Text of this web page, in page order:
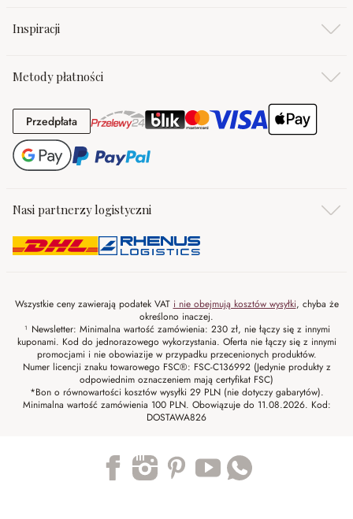
Inspiracji
Metody płatności
PrzedpłataPrzedpłata
Nasi partnerzy logistyczni
Wszystkie ceny zawierają podatek VAT i nie obejmują kosztów wysyłki, chyba że
określono inaczej.
¹ Newsletter: Minimalna wartość zamówienia: 230 zł, nie łączy się z innymi
kuponami. Kod do jednorazowego wykorzystania. Oferta nie łączy się z innymi
promocjami i nie obowiazije w przypadku przecenionych produktów.
Numer licencji znaku towarowego FSC®: FSC-C136992 (Jedynie produkty z
odpowiednim oznaczeniem mają certyfikat FSC)
*Bon o równowartości kosztów wysyłki 29 PLN (nie dotyczy gabarytów).
Minimalna wartość zamówienia 100 PLN. Obowiązuje do 11.08.2026. Kod:
DOSTAWA826